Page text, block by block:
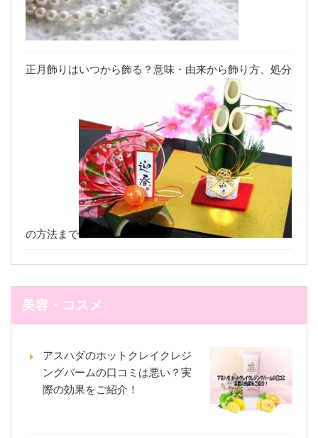
正月飾りはいつから飾る？意味・由来から飾り方、処分
の方法まで
美容・コスメ
アスハダのホットクレイクレジ
ングバームの口コミは悪い？実
際の効果をご紹介！